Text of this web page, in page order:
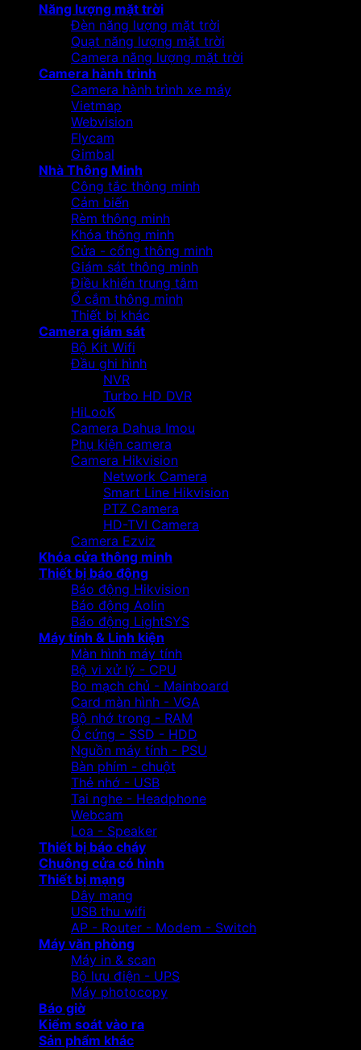
Năng lượng mặt trời
Đèn năng lượng mặt trời
Quạt năng lượng mặt trời
Camera năng lượng mặt trời
Camera hành trình
Camera hành trình xe máy
Vietmap
Webvision
Flycam
Gimbal
Nhà Thông Minh
Công tắc thông minh
Cảm biến
Rèm thông minh
Khóa thông minh
Cửa - cổng thông minh
Giám sát thông minh
Điều khiển trung tâm
Ổ cắm thông minh
Thiết bị khác
Camera giám sát
Bộ Kit Wifi
Đầu ghi hình
NVR
Turbo HD DVR
HiLooK
Camera Dahua Imou
Phụ kiện camera
Camera Hikvision
Network Camera
Smart Line Hikvision
PTZ Camera
HD-TVI Camera
Camera Ezviz
Khóa cửa thông minh
Thiết bị báo động
Báo động Hikvision
Báo động Aolin
Báo động LightSYS
Máy tính & Linh kiện
Màn hình máy tính
Bộ vi xử lý - CPU
Bo mạch chủ - Mainboard
Card màn hình - VGA
Bộ nhớ trong - RAM
Ổ cứng - SSD - HDD
Nguồn máy tính - PSU
Bàn phím - chuột
Thẻ nhớ - USB
Tai nghe - Headphone
Webcam
Loa - Speaker
Thiết bị báo cháy
Chuông cửa có hình
Thiết bị mạng
Dây mạng
USB thu wifi
AP - Router - Modem - Switch
Máy văn phòng
Máy in & scan
Bộ lưu điện - UPS
Máy photocopy
Báo giờ
Kiểm soát vào ra
Sản phẩm khác